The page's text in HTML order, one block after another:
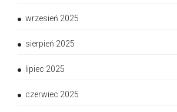
wrzesień 2025
sierpień 2025
lipiec 2025
czerwiec 2025